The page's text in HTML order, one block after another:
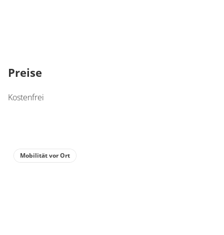
Preise
Kostenfrei
Mobilität vor Ort